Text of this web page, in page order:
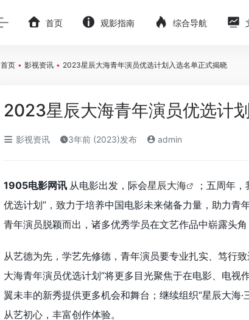
首页 观影指南 综合导航
首页 • 影视资讯 • 2023星辰大海青年演员优选计划入选名单正式揭晓
2023星辰大海青年演员优选计
影视资讯 3年前 (2023)发布 admin
1905电影网讯 从电影出发，际会星辰大海 ；五周年，
优选计划”，致力于培养中国电影未来储备力量，助力青
青年演员脱颖而出，诸多优秀学员在文艺作品中崭露头角
从艺德为先，学艺先修德，青年演员要专业扎实、笃行
大海青年演员优选计划”将更多目光聚焦于在电影、电视
翼未丰的新秀提供更多机会和舞台；继续组织“星辰大海
从艺初心，丰富创作体验。